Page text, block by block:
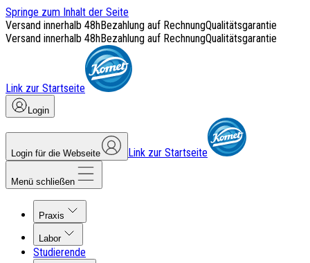
Springe zum Inhalt der Seite
Versand innerhalb 48hBezahlung auf RechnungQualitätsgarantie
Versand innerhalb 48hBezahlung auf RechnungQualitätsgarantie
Link zur Startseite
Login
Login für die Webseite Link zur Startseite
Menü schließen
Praxis
Labor
Studierende